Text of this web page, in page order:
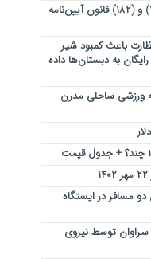
ابلاغ اصلاحیه مواد (۱۸۰) و (۱۸۲) قانون آیین‌نامه
باعث کمبود شیر
به دبستان‌ها داده
ورزشی ساحلی مدرن
مسافر در ایستگاه
سراوان توسط نیروی